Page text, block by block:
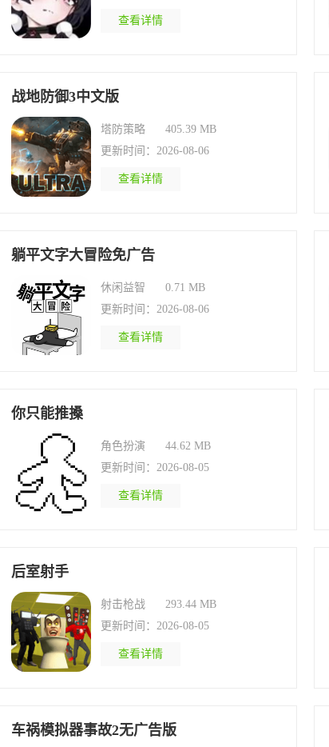
查看详情
战地防御3中文版
塔防策略
405.39 MB
更新时间：2026-08-06
查看详情
躺平文字大冒险免广告
休闲益智
0.71 MB
更新时间：2026-08-06
查看详情
你只能推搡
角色扮演
44.62 MB
更新时间：2026-08-05
查看详情
后室射手
射击枪战
293.44 MB
更新时间：2026-08-05
查看详情
车祸模拟器事故2无广告版